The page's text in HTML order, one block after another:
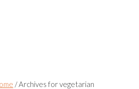
/Archives for vegetarian